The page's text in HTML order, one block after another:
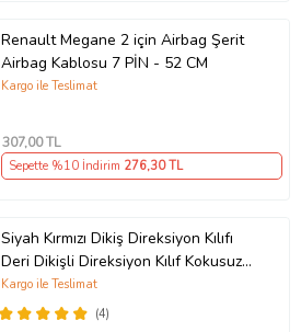
Renault Megane 2 için Airbag Şerit
Airbag Kablosu 7 PİN - 52 CM
Kargo ile Teslimat
307,00 TL
Sepette %10 İndirim 276,30 TL
Siyah Kırmızı Dikiş Direksiyon Kılıfı
Deri Dikişli Direksiyon Kılıf Kokusuz
Kılıf
(4)
Kargo ile Teslimat